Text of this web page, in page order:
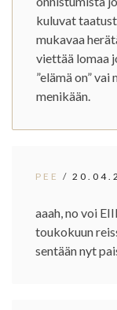
kuluvat
mukavaa
viettää lomaa
”elämä on”
menikään.
PEE /
aaah, no voi
toukokuun
sentään nyt